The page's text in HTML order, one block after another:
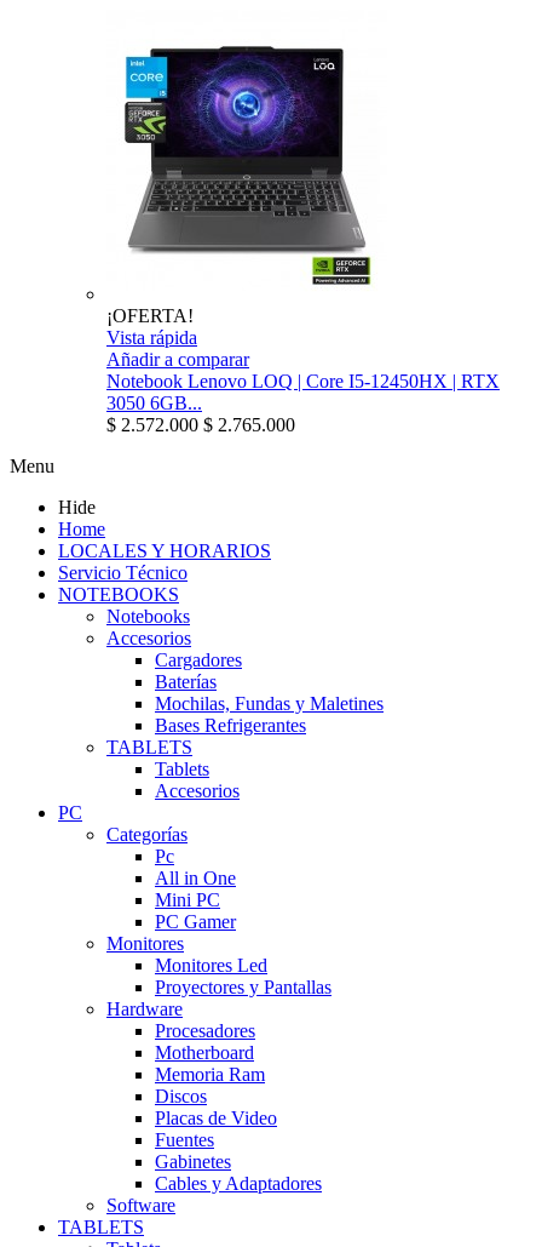
¡OFERTA!
Vista rápida
Añadir a comparar
Notebook Lenovo LOQ | Core I5-12450HX | RTX
3050 6GB...
$ 2.572.000 $ 2.765.000
Menu
Hide
Home
LOCALES Y HORARIOS
Servicio Técnico
NOTEBOOKS
Notebooks
Accesorios
Cargadores
Baterías
Mochilas, Fundas y Maletines
Bases Refrigerantes
TABLETS
Tablets
Accesorios
PC
Categorías
Pc
All in One
Mini PC
PC Gamer
Monitores
Monitores Led
Proyectores y Pantallas
Hardware
Procesadores
Motherboard
Memoria Ram
Discos
Placas de Video
Fuentes
Gabinetes
Cables y Adaptadores
Software
TABLETS